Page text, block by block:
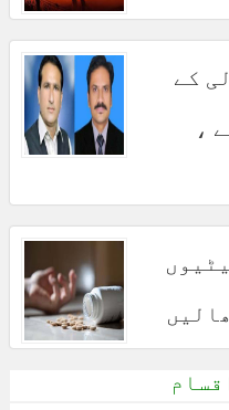
کے
،
تنگ باپ نے 2 بیٹیوں